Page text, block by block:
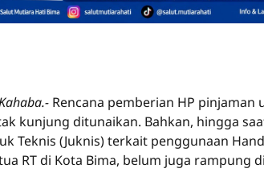
Rencana pemberian HP pinjaman
kunjung ditunaikan. Bahkan, hingga
Teknis (Juknis) terkait penggunaan
RT di Kota Bima, belum juga rampung